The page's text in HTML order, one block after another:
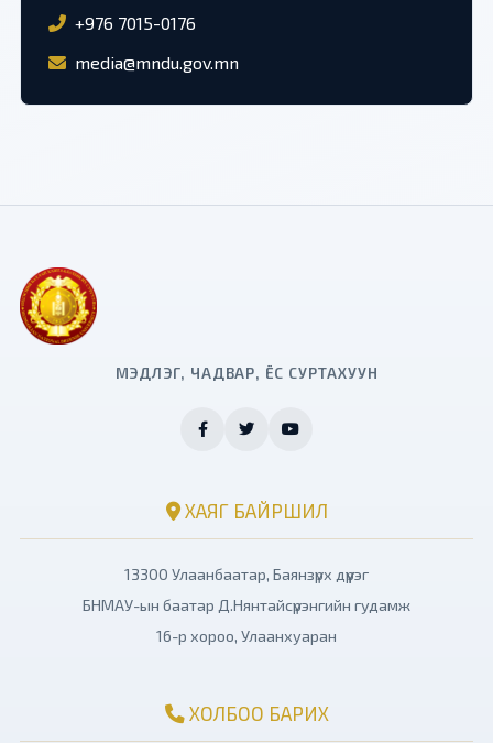
+976 7015-0176
media@mndu.gov.mn
МЭДЛЭГ, ЧАДВАР, ЁС СУРТАХУУН
ХАЯГ БАЙРШИЛ
13300 Улаанбаатар, Баянзүрх дүүрэг
БНМАУ-ын баатар Д.Нянтайсүрэнгийн гудамж
16-р хороо, Улаанхуаран
ХОЛБОО БАРИХ